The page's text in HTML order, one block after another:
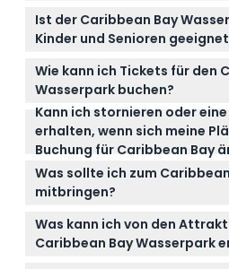
Der Caribbean Bay
täglich von 10:00 bis 17:00 Uhr
Spitzenzeiten wie im Sommer
Öffnungszeiten bis 23:00 Uhr
Prüfen Sie unbedingt die
aktuellsten Zeitplan vor Ihrem
vorbehalten – bitte bei der
Ist der Caribbean Bay
Kinder und Senioren
Ja, Kinder unter 2 Jahren
Kinder unter 10 Jahren und
Sicherheitsgründen jederzeit
Erwachsenen begleitet
Wie kann ich Tickets für den
Wasserpark buchen?
Sie können Ihre Tickets ganz
hier auf dieser Webseite
einfach Ihr Datum aus, prüfen
und schließen Sie Ihre
ab.
Kann ich stornieren oder
erhalten, wenn sich meine
Buchung für Caribbean Bay
Tickets für den Caribbean Bay
nicht erstattungsfähig und
werden, deshalb sollten Sie
über Ihre Pläne sicher sein.
Was sollte ich zum
mitbringen?
Bringen Sie Badebekleidung,
Sonnencreme und
persönlichen Gegenstände
Was kann ich von den
Caribbean Bay Wasserpark
Erwarten Sie eine aufregende